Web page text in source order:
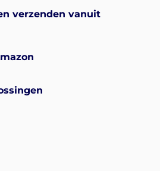
verzenden vanuit